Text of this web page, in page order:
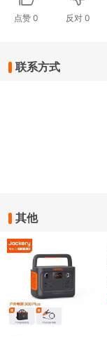
点赞 0 反对0
联系方式
其他